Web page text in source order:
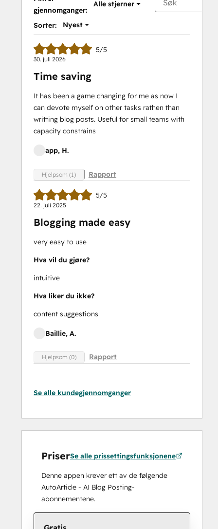
gjennomganger:
Alle stjerner
Sorter: Nyest
5/5
30. juli 2026
Time saving
It has been a game changing for me as now I
can devote myself on other tasks rathen than
writting blog posts. Useful for small teams with
capacity constrains
app, H.
Hjelpsom (1) Rapport
5/5
22. juli 2025
Blogging made easy
very easy to use
Hva vil du gjøre?
intuitive
Hva liker du ikke?
content suggestions
Baillie, A.
Hjelpsom (0) Rapport
Se alle kundegjennomganger
PriserSe alle prissettingsfunksjonene
Denne appen krever ett av de følgende
AutoArticle - AI Blog Posting-
abonnementene.